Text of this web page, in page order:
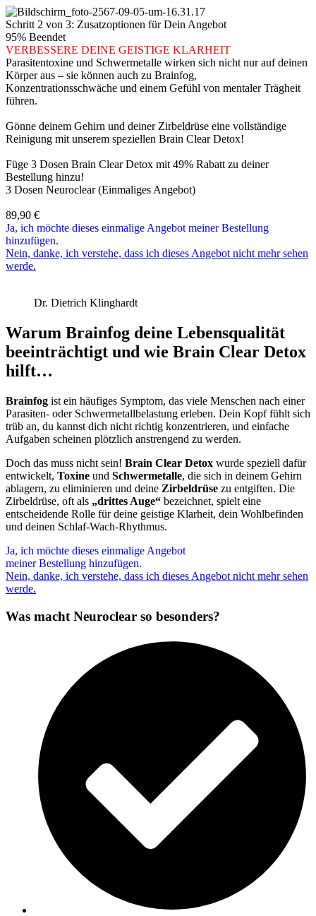
Schritt 2 von 3: Zusatzoptionen für Dein Angebot
95% Beendet
VERBESSERE DEINE GEISTIGE KLARHEIT
Parasitentoxine und Schwermetalle wirken sich nicht nur auf deinen
Körper aus – sie können auch zu Brainfog,
Konzentrationsschwäche und einem Gefühl von mentaler Trägheit
führen.
Gönne deinem Gehirn und deiner Zirbeldrüse eine vollständige
Reinigung mit unserem speziellen Brain Clear Detox!
Füge 3 Dosen Brain Clear Detox mit 49% Rabatt zu deiner
Bestellung hinzu!
3 Dosen Neuroclear (Einmaliges Angebot)
89,90 €
Ja, ich möchte dieses einmalige Angebot meiner Bestellung
hinzufügen.
Nein, danke, ich verstehe, dass ich dieses Angebot nicht mehr sehen
werde.
Dr. Dietrich Klinghardt
Warum Brainfog deine Lebensqualität
beeinträchtigt und wie Brain Clear Detox
hilft…
Brainfog ist ein häufiges Symptom, das viele Menschen nach einer
Parasiten- oder Schwermetallbelastung erleben. Dein Kopf fühlt sich
trüb an, du kannst dich nicht richtig konzentrieren, und einfache
Aufgaben scheinen plötzlich anstrengend zu werden.
Doch das muss nicht sein! Brain Clear Detox wurde speziell dafür
entwickelt, Toxine und Schwermetalle, die sich in deinem Gehirn
ablagern, zu eliminieren und deine Zirbeldrüse zu entgiften. Die
Zirbeldrüse, oft als „drittes Auge“ bezeichnet, spielt eine
entscheidende Rolle für deine geistige Klarheit, dein Wohlbefinden
und deinen Schlaf-Wach-Rhythmus.
Ja, ich möchte dieses einmalige Angebot
meiner Bestellung hinzufügen.
Nein, danke, ich verstehe, dass ich dieses Angebot nicht mehr sehen
werde.
Was macht Neuroclear so besonders?